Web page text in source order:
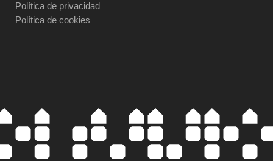
Política de privacidad
Política de cookies